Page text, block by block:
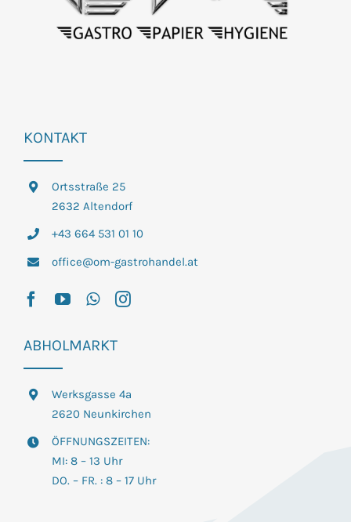
KONTAKT
Ortsstraße 25
2632 Altendorf
+43 664 531 01 10
office@om-gastrohandel.at
ABHOLMARKT
Werksgasse 4a
2620 Neunkirchen
ÖFFNUNGSZEITEN:
MI: 8 – 13 Uhr
DO. – FR. : 8 – 17 Uhr